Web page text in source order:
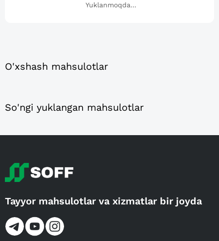
Yuklanmoqda...
O'xshash mahsulotlar
So'ngi yuklangan mahsulotlar
Tayyor mahsulotlar va xizmatlar bir joyda